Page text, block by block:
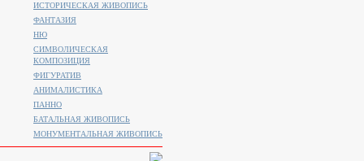
ИСТОРИЧЕСКАЯ ЖИВОПИСЬ
ФАНТАЗИЯ
НЮ
СИМВОЛИЧЕСКАЯ
КОМПОЗИЦИЯ
ФИГУРАТИВ
АНИМАЛИСТИКA
ПАННО
БАТАЛЬНАЯ ЖИВОПИСЬ
МОНУМЕНТАЛЬНАЯ ЖИВОПИСЬ